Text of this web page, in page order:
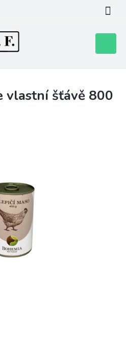
košík
vlastní šťávě 800